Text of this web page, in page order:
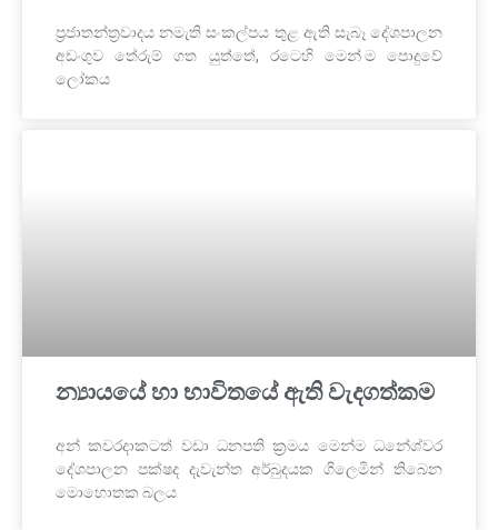
ප්‍රජාතන්ත්‍රවාදය නමැති සංකල්පය තුළ ඇති සැබෑ දේශපාලන
අඩංගුව තේරුම් ගත යුත්තේ, රටෙහි මෙන් ම පොදුවේ
ලෝකය
න්‍යායයේ හා භාවිතයේ ඇති වැදගත්කම
අන් කවරදාකටත් වඩා ධනපති ක්‍රමය මෙන්ම ධනේශ්වර
දේශපාලන පක්ෂද දැවැන්ත අර්බුදයක ගිලෙමින් තිබෙන
මොහොතක බලය